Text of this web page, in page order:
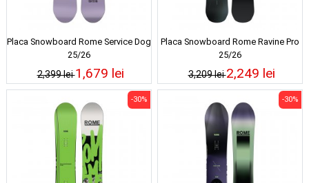
Placa Snowboard Rome Service Dog
25/26
2,399 lei1,679 lei
Placa Snowboard Rome Ravine Pro
25/26
3,209 lei2,249 lei
-30% -30%